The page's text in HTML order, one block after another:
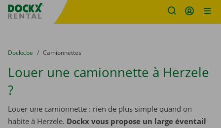
sitename
You are here:
du
Dockx.be to
Camionnettes
Louer une camionnette à Herzele
?
Louer une camionnette : rien de plus simple quand on
habite à Herzele. Dockx vous propose un large éventail